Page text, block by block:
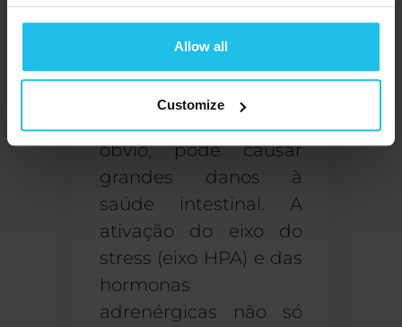
Allow all
Customize
frequentemente.
O stress também
pode ser saudável
óbvio, pode causar
grandes danos à
saúde intestinal. A
ativação do eixo do
stress (eixo HPA) e das
hormonas
adrenérgicas não só